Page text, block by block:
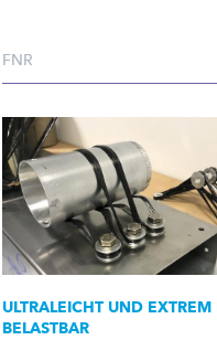
FNR
ULTRALEICHT UND EXTREM
BELASTBAR